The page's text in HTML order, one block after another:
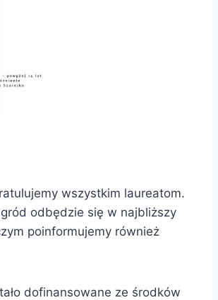
wszystkim laureatom.
odbędzie się w najbliższy
poinformujemy również
dofinansowane ze środków